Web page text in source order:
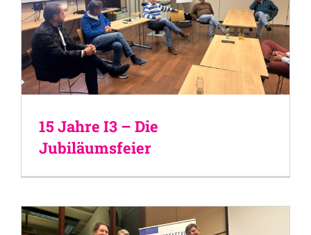
15 Jahre I3 – Die
Jubiläumsfeier